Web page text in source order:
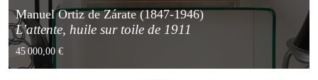
Manuel Ortiz de Zárate (1847-1946)
L'attente, huile sur toile de 1911
45 000,00 €